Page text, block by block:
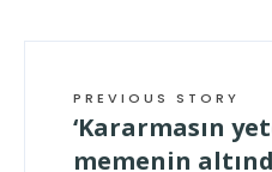
PREVIOUS STORY
‘Kararmasın
memenin